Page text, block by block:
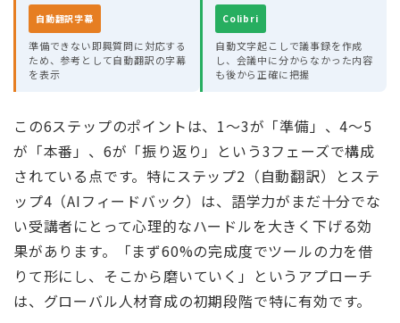
自動翻訳字幕
準備できない即興質問に対応する
ため、参考として自動翻訳の字幕
を表示
Colibri
自動文字起こしで議事録を作成
し、会議中に分からなかった内容
も後から正確に把握
この6ステップのポイントは、1〜3が「準備」、4〜5
が「本番」、6が「振り返り」という3フェーズで構成
されている点です。特にステップ2（自動翻訳）とステ
ップ4（AIフィードバック）は、語学力がまだ十分でな
い受講者にとって心理的なハードルを大きく下げる効
果があります。「まず60%の完成度でツールの力を借
りて形にし、そこから磨いていく」というアプローチ
は、グローバル人材育成の初期段階で特に有効です。